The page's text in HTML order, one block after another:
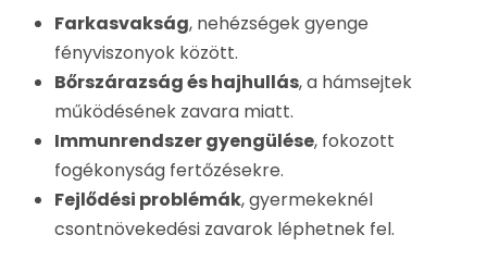
Farkasvakság, nehézségek gyenge
fényviszonyok között.
Bőrszárazság és hajhullás, a hámsejtek
működésének zavara miatt.
Immunrendszer gyengülése, fokozott
fogékonyság fertőzésekre.
Fejlődési problémák, gyermekeknél
csontnövekedési zavarok léphetnek fel.